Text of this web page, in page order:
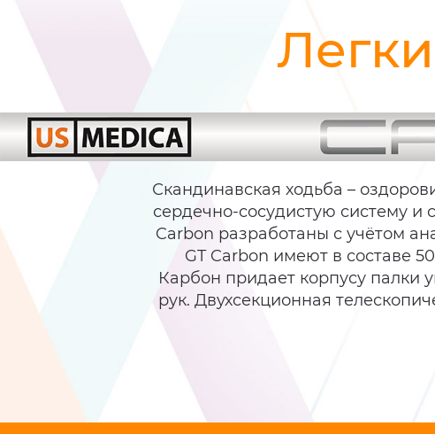
Скандинавская ходьба –
сердечно-сосудистую систему и
Carbon разработаны с учётом
GT Carbon имеют в составе
Карбон придает корпусу палки
рук. Двухсекционная